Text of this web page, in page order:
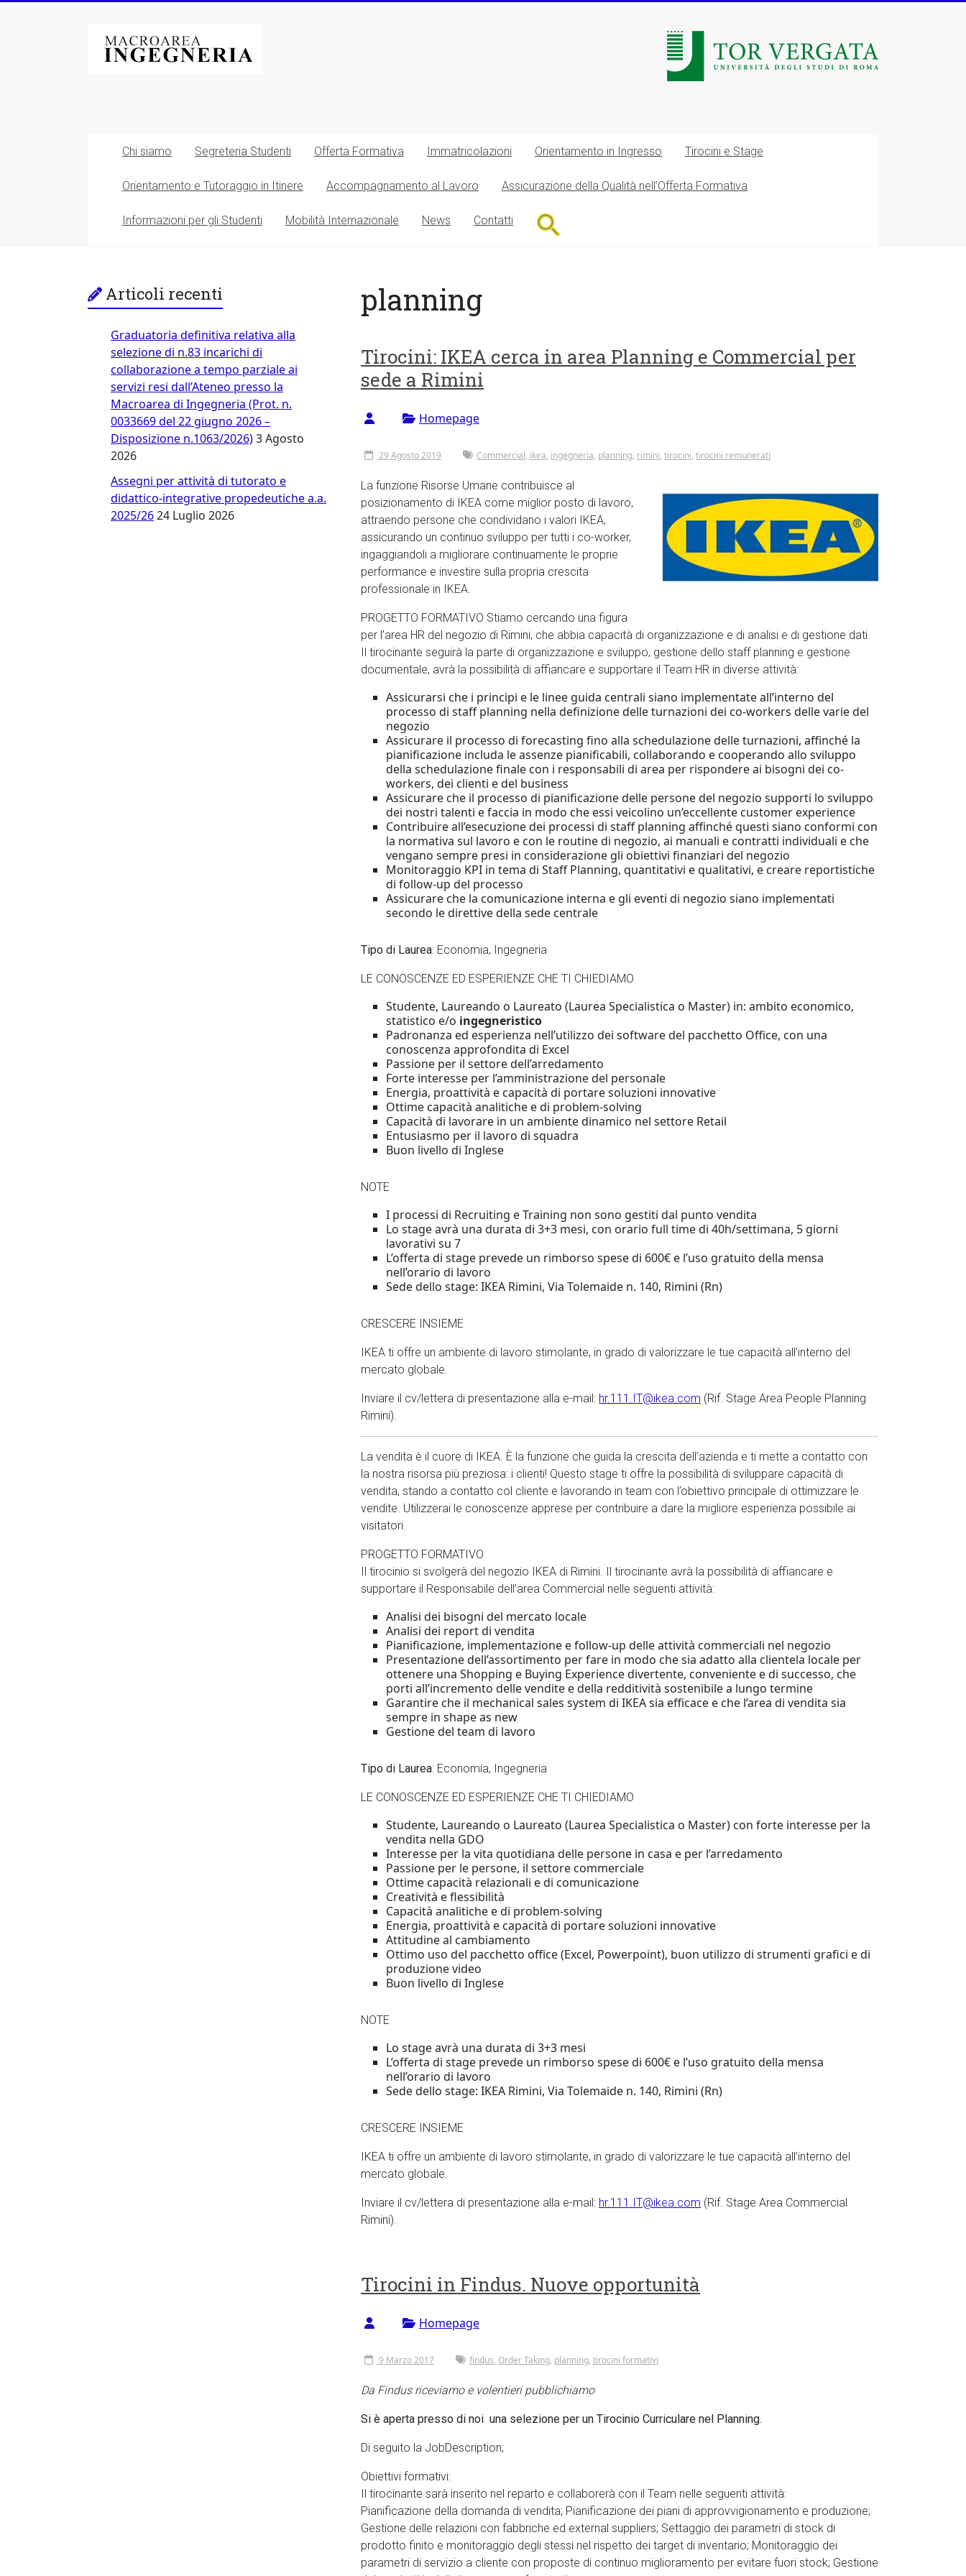
Macroarea
di
Università
degli
Studi
Tor
Vergata
Chi siamo Segreteria Studenti Offerta Formativa Immatricolazioni Orientamento in Ingresso Tirocini e Stage
Orientamento e Tutoraggio in Itinere Accompagnamento al Lavoro Assicurazione della Qualità nell’Offerta Formativa
Informazioni per gli Studenti Mobilità Internazionale News Contatti
planning
Tirocini: IKEA cerca in area Planning e Commercial per
sede a Rimini
Homepage
29 Agosto 2019 Commercial, ikea, ingegneria, planning, rimini, tirocini, tirocini remunerati
La funzione Risorse Umane contribuisce al
posizionamento di IKEA come miglior posto di lavoro,
attraendo persone che condividano i valori IKEA,
assicurando un continuo sviluppo per tutti i co-worker,
ingaggiandoli a migliorare continuamente le proprie
performance e investire sulla propria crescita
professionale in IKEA.
PROGETTO FORMATIVO Stiamo cercando una figura
per l’area HR del negozio di Rimini, che abbia capacità di organizzazione e di analisi e di gestione dati.
Il tirocinante seguirà la parte di organizzazione e sviluppo, gestione dello staff planning e gestione
documentale, avrà la possibilità di affiancare e supportare il Team HR in diverse attività:
Assicurarsi che i principi e le linee guida centrali siano implementate all’interno del
processo di staff planning nella definizione delle turnazioni dei co-workers delle varie del
negozio
Assicurare il processo di forecasting fino alla schedulazione delle turnazioni, affinché la
pianificazione includa le assenze pianificabili, collaborando e cooperando allo sviluppo
della schedulazione finale con i responsabili di area per rispondere ai bisogni dei co-
workers, dei clienti e del business
Assicurare che il processo di pianificazione delle persone del negozio supporti lo sviluppo
dei nostri talenti e faccia in modo che essi veicolino un’eccellente customer experience
Contribuire all’esecuzione dei processi di staff planning affinché questi siano conformi con
la normativa sul lavoro e con le routine di negozio, ai manuali e contratti individuali e che
vengano sempre presi in considerazione gli obiettivi finanziari del negozio
Monitoraggio KPI in tema di Staff Planning, quantitativi e qualitativi, e creare reportistiche
di follow-up del processo
Assicurare che la comunicazione interna e gli eventi di negozio siano implementati
secondo le direttive della sede centrale
Tipo di Laurea: Economia, Ingegneria
LE CONOSCENZE ED ESPERIENZE CHE TI CHIEDIAMO
Studente, Laureando o Laureato (Laurea Specialistica o Master) in: ambito economico,
statistico e/o ingegneristico
Padronanza ed esperienza nell’utilizzo dei software del pacchetto Office, con una
conoscenza approfondita di Excel
Passione per il settore dell’arredamento
Forte interesse per l’amministrazione del personale
Energia, proattività e capacità di portare soluzioni innovative
Ottime capacità analitiche e di problem-solving
Capacità di lavorare in un ambiente dinamico nel settore Retail
Entusiasmo per il lavoro di squadra
Buon livello di Inglese
NOTE
I processi di Recruiting e Training non sono gestiti dal punto vendita
Lo stage avrà una durata di 3+3 mesi, con orario full time di 40h/settimana, 5 giorni
lavorativi su 7
L’offerta di stage prevede un rimborso spese di 600€ e l’uso gratuito della mensa
nell’orario di lavoro
Sede dello stage: IKEA Rimini, Via Tolemaide n. 140, Rimini (Rn)
CRESCERE INSIEME
IKEA ti offre un ambiente di lavoro stimolante, in grado di valorizzare le tue capacità all’interno del
mercato globale.
Inviare il cv/lettera di presentazione alla e-mail: hr.111.IT@ikea.com (Rif. Stage Area People Planning
Rimini).
La vendita è il cuore di IKEA. È la funzione che guida la crescita dell’azienda e ti mette a contatto con
la nostra risorsa più preziosa: i clienti! Questo stage ti offre la possibilità di sviluppare capacità di
vendita, stando a contatto col cliente e lavorando in team con l’obiettivo principale di ottimizzare le
vendite. Utilizzerai le conoscenze apprese per contribuire a dare la migliore esperienza possibile ai
visitatori.
PROGETTO FORMATIVO
Il tirocinio si svolgerà del negozio IKEA di Rimini. Il tirocinante avrà la possibilità di affiancare e
supportare il Responsabile dell’area Commercial nelle seguenti attività:
Analisi dei bisogni del mercato locale
Analisi dei report di vendita
Pianificazione, implementazione e follow-up delle attività commerciali nel negozio
Presentazione dell’assortimento per fare in modo che sia adatto alla clientela locale per
ottenere una Shopping e Buying Experience divertente, conveniente e di successo, che
porti all’incremento delle vendite e della redditività sostenibile a lungo termine
Garantire che il mechanical sales system di IKEA sia efficace e che l’area di vendita sia
sempre in shape as new
Gestione del team di lavoro
Tipo di Laurea: Economia, Ingegneria
LE CONOSCENZE ED ESPERIENZE CHE TI CHIEDIAMO
Studente, Laureando o Laureato (Laurea Specialistica o Master) con forte interesse per la
vendita nella GDO
Interesse per la vita quotidiana delle persone in casa e per l’arredamento
Passione per le persone, il settore commerciale
Ottime capacità relazionali e di comunicazione
Creatività e flessibilità
Capacità analitiche e di problem-solving
Energia, proattività e capacità di portare soluzioni innovative
Attitudine al cambiamento
Ottimo uso del pacchetto office (Excel, Powerpoint), buon utilizzo di strumenti grafici e di
produzione video
Buon livello di Inglese
NOTE
Lo stage avrà una durata di 3+3 mesi
L’offerta di stage prevede un rimborso spese di 600€ e l’uso gratuito della mensa
nell’orario di lavoro
Sede dello stage: IKEA Rimini, Via Tolemaide n. 140, Rimini (Rn)
CRESCERE INSIEME
IKEA ti offre un ambiente di lavoro stimolante, in grado di valorizzare le tue capacità all’interno del
mercato globale.
Inviare il cv/lettera di presentazione alla e-mail: hr.111.IT@ikea.com (Rif. Stage Area Commercial
Rimini).
Tirocini in Findus. Nuove opportunità
Homepage
9 Marzo 2017 findus, Order Taking, planning, tirocini formativi
Da Findus riceviamo e volentieri pubblichiamo
Si è aperta presso di noi una selezione per un Tirocinio Curriculare nel Planning.
Di seguito la JobDescription;
Obiettivi formativi:
Il tirocinante sarà inserito nel reparto e collaborerà con il Team nelle seguenti attività:
Pianificazione della domanda di vendita; Pianificazione dei piani di approvvigionamento e produzione;
Gestione delle relazioni con fabbriche ed external suppliers; Settaggio dei parametri di stock di
prodotto finito e monitoraggio degli stessi nel rispetto dei target di inventario; Monitoraggio dei
parametri di servizio a cliente con proposte di continuo miglioramento per evitare fuori stock; Gestione
Articoli recenti
Graduatoria definitiva relativa alla
selezione di n.83 incarichi di
collaborazione a tempo parziale ai
servizi resi dall’Ateneo presso la
Macroarea di Ingegneria (Prot. n.
0033669 del 22 giugno 2026 –
Disposizione n.1063/2026)3 Agosto
2026
Assegni per attività di tutorato e
didattico-integrative propedeutiche a.a.
2025/2624 Luglio 2026